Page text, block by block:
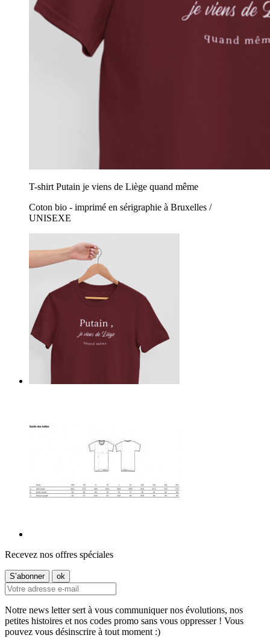
T-shirt Putain je viens de Liège quand même
Coton bio - imprimé en sérigraphie à Bruxelles /
UNISEXE
Recevez nos offres spéciales
Notre news letter sert à vous communiquer nos évolutions, nos
petites histoires et nos codes promo sans vous oppresser ! Vous
pouvez vous désinscrire à tout moment :)